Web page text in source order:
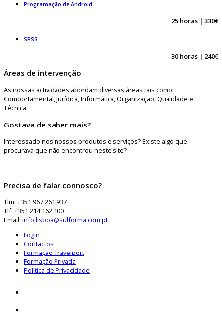
Programação de Android
25 horas | 330€
SPSS
30 horas | 240€
Áreas de intervenção
As nossas actividades abordam diversas áreas tais como:
Comportamental, Jurídica, Informática, Organização, Qualidade e
Técnica.
Gostava de saber mais?
Interessado nos nossos produtos e serviços? Existe algo que
procurava que não encontrou neste site?
Precisa de falar connosco?
Tlm: +351 967 261 937
Tlf: +351 214 162 100
Email: info.lisboa@sulforma.com.pt
Login
Contactos
Formação Travelport
Formação Privada
Política de Privacidade